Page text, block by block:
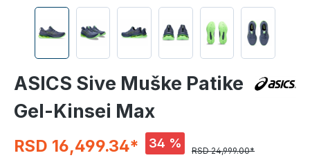
ASICS Sive Muške Patike
Gel-Kinsei Max
RSD 16,499.34* 34 %
RSD 24,999.00*